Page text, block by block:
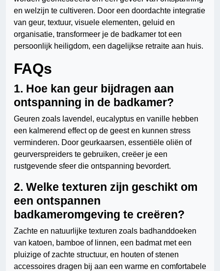
en welzijn te cultiveren. Door een doordachte integratie
van geur, textuur, visuele elementen, geluid en
organisatie, transformeer je de badkamer tot een
persoonlijk heiligdom, een dagelijkse retraite aan huis.
FAQs
1. Hoe kan geur bijdragen aan
ontspanning in de badkamer?
Geuren zoals lavendel, eucalyptus en vanille hebben
een kalmerend effect op de geest en kunnen stress
verminderen. Door geurkaarsen, essentiële oliën of
geurverspreiders te gebruiken, creëer je een
rustgevende sfeer die ontspanning bevordert.
2. Welke texturen zijn geschikt om
een ontspannen
badkameromgeving te creëren?
Zachte en natuurlijke texturen zoals badhanddoeken
van katoen, bamboe of linnen, een badmat met een
pluizige of zachte structuur, en houten of stenen
accessoires dragen bij aan een warme en comfortabele